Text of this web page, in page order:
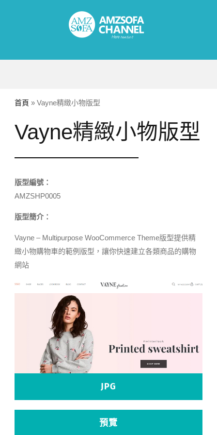
首頁 » Vayne精緻小物版型
Vayne精緻小物版型
版型編號：
AMZSHP0005
版型簡介：
Vayne – Multipurpose WooCommerce Theme版型提供精
緻小物購物車的範例版型，讓你快速建立各類商品的購物
網站
JPG
預覽